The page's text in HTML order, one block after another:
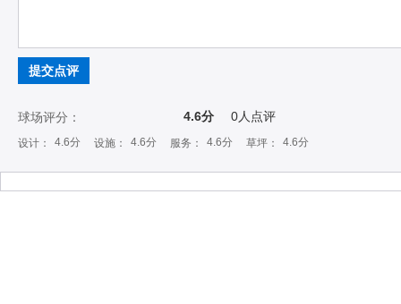
提交点评
球场评分： 4.6分 0人点评
设计： 4.6分 设施： 4.6分 服务： 4.6分 草坪： 4.6分